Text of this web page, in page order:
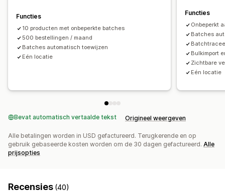
Meldingen en analytics
Herinneringen voor voorraadaanvulling
Meldingen bij lage voorraad
Meldingen bij niet op voorraad
Aangepaste rapporten
Functies
10 producten met onbeperkte batches
500 bestellingen / maand
Batches automatisch toewijzen
Eén locatie
Functies
Onbeperkt
Batches
Bulkimport
Zichtbare
Eén locatie
Bevat automatisch vertaalde tekst Origineel weergeven
Alle betalingen worden in USD gefactureerd. Terugkerende en op
gebruik gebaseerde kosten worden om de 30 dagen gefactureerd. Alle
prijsopties
Recensies (40)